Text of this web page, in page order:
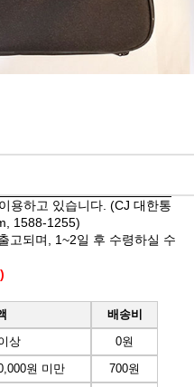
용하고 있습니다. (CJ 대한통
, 1588-1255)
고되며, 1~2일 후 수령하실 수
배송비
상
0원
원 미만
700원